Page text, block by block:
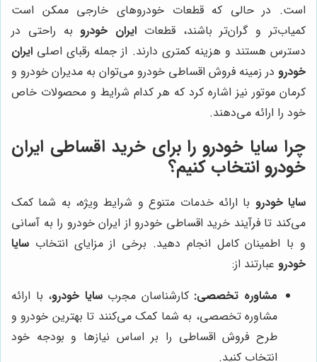
است. در حالی که قطعات خودروهای خارجی ممکن است
کمیاب‌تر و گران‌تر باشند، قطعات ایران خودرو به راحتی در
دسترس هستند و هزینه کمتری دارند. از جمله رقبای اصلی ایران
خودرو در زمینه فروش اقساطی خودرو می‌توان به مدیران خودرو و
کرمان موتور نیز اشاره کرد که هر کدام شرایط و محصولات خاص
خود را ارائه می‌دهند.
چرا سایا خودرو را برای خرید اقساطی ایران
خودرو انتخاب کنیم؟
سایا خودرو با ارائه خدمات متنوع و شرایط ویژه، به شما کمک
می‌کند تا فرآیند خرید اقساطی خودرو از ایران خودرو را به آسانی
و با اطمینان کامل انجام دهید. برخی از مزایای انتخاب سایا
خودرو عبارتند از:
مشاوره تخصصی: کارشناسان مجربسایا خودرو، با ارائه
مشاوره تخصصی، به شما کمک می‌کنند تا بهترین خودرو و
طرح فروش اقساطی را بر اساس نیازها و بودجه خود
انتخاب کنید.